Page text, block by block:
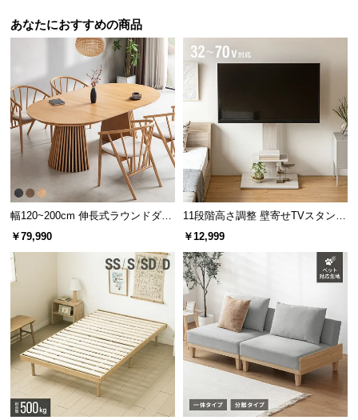
あなたにおすすめの商品
幅120~200cm 伸長式ラウンドダイ
ニングテーブル 6人掛け 天然木突
板 美しい格子デザイン
￥79,990
11段階高さ調整 壁寄せTVスタンド
キャスター付き 上下左右角度調節
￥12,999